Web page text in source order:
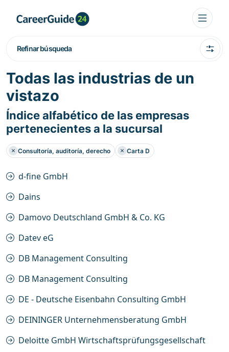
Refinar búsqueda
Todas las industrias de un
vistazo
Índice alfabético de las empresas
pertenecientes a la sucursal
Consultoría, auditoría, derecho Carta D
d-fine GmbH
Dains
Damovo Deutschland GmbH & Co. KG
Datev eG
DB Management Consulting
DB Management Consulting
DE - Deutsche Eisenbahn Consulting GmbH
DEININGER Unternehmensberatung GmbH
Deloitte GmbH Wirtschaftsprüfungsgesellschaft